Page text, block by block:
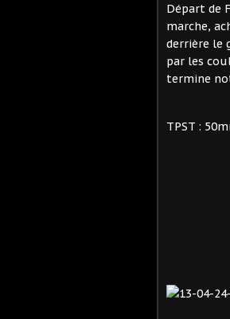
Départ de
marche,
derrière le
par les
termine
TPST :